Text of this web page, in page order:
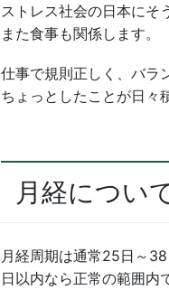
ストレス社会の日本にそ
また食事も関係します。
仕事で規則正しく、バラ
ちょっとしたことが日々
月経につい
月経周期は通常25日～
日以内なら正常の範囲内